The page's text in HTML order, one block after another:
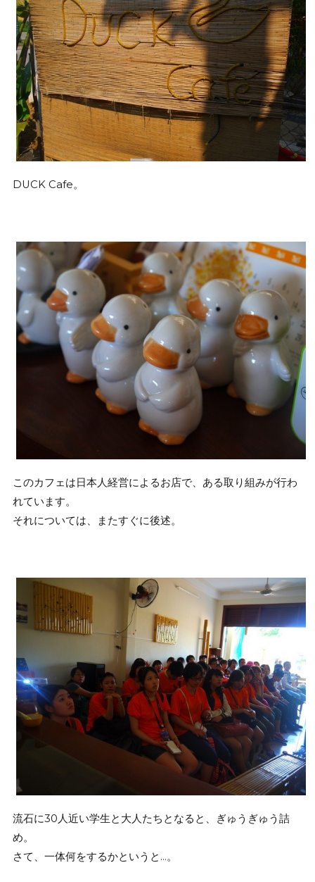
DUCK Cafe。
このカフェは日本人経営によるお店で、ある取り組みが行わ
れています。
それについては、またすぐに後述。
流石に30人近い学生と大人たちとなると、ぎゅうぎゅう詰
め。
さて、一体何をするかというと…。